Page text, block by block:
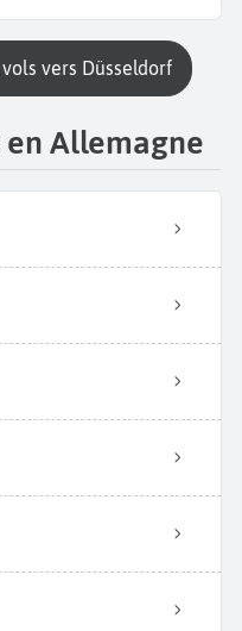
vers Düsseldorf
Allemagne